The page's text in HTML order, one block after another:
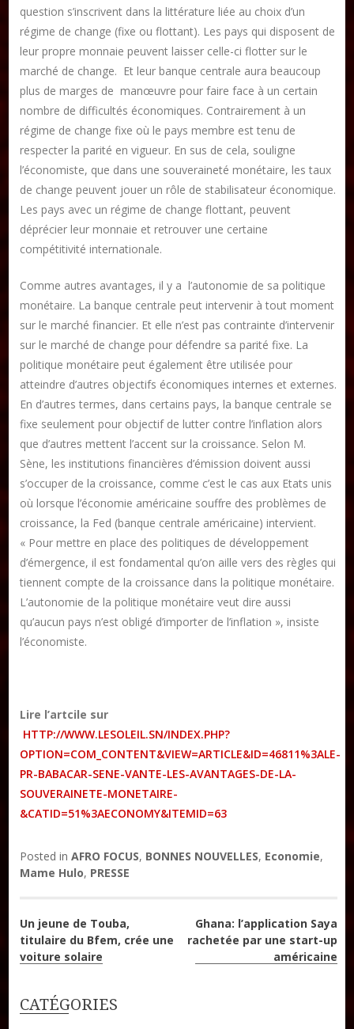
question s’inscrivent dans la littérature liée au choix d’un
régime de change (fixe ou flottant). Les pays qui disposent de
leur propre monnaie peuvent laisser celle-ci flotter sur le
marché de change. Et leur banque centrale aura beaucoup
plus de marges de manœuvre pour faire face à un certain
nombre de difficultés économiques. Contrairement à un
régime de change fixe où le pays membre est tenu de
respecter la parité en vigueur. En sus de cela, souligne
l’économiste, que dans une souveraineté monétaire, les taux
de change peuvent jouer un rôle de stabilisateur économique.
Les pays avec un régime de change flottant, peuvent
déprécier leur monnaie et retrouver une certaine
compétitivité internationale.
Comme autres avantages, il y a l’autonomie de sa politique
monétaire. La banque centrale peut intervenir à tout moment
sur le marché financier. Et elle n’est pas contrainte d’intervenir
sur le marché de change pour défendre sa parité fixe. La
politique monétaire peut également être utilisée pour
atteindre d’autres objectifs économiques internes et externes.
En d’autres termes, dans certains pays, la banque centrale se
fixe seulement pour objectif de lutter contre l’inflation alors
que d’autres mettent l’accent sur la croissance. Selon M.
Sène, les institutions financières d’émission doivent aussi
s’occuper de la croissance, comme c’est le cas aux Etats unis
où lorsque l’économie américaine souffre des problèmes de
croissance, la Fed (banque centrale américaine) intervient.
« Pour mettre en place des politiques de développement
d’émergence, il est fondamental qu’on aille vers des règles qui
tiennent compte de la croissance dans la politique monétaire.
L’autonomie de la politique monétaire veut dire aussi
qu’aucun pays n’est obligé d’importer de l’inflation », insiste
l’économiste.
Lire l’artcile sur
HTTP://WWW.LESOLEIL.SN/INDEX.PHP?
OPTION=COM_CONTENT&VIEW=ARTICLE&ID=46811%3ALE-
PR-BABACAR-SENE-VANTE-LES-AVANTAGES-DE-LA-
SOUVERAINETE-MONETAIRE-
&CATID=51%3AECONOMY&ITEMID=63
Posted inAFRO FOCUS, BONNES NOUVELLES, Economie,
Mame Hulo, PRESSE
Navigation
de
Un jeune de Touba,
titulaire du Bfem, crée une
voiture solaire
Ghana: l’application Saya
rachetée par une start-up
américaine
CATÉGORIES